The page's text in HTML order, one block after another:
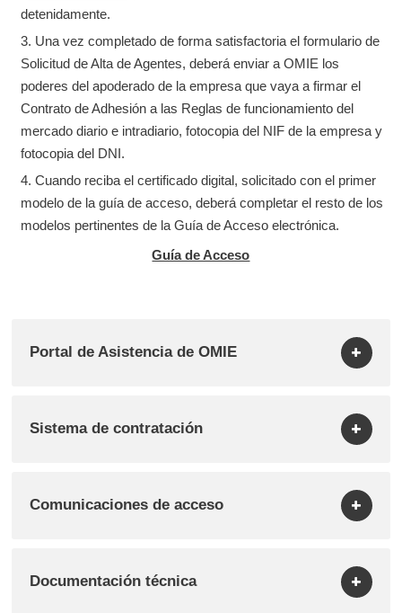
detenidamente.
Una vez completado de forma satisfactoria el formulario de
Solicitud de Alta de Agentes, deberá enviar a OMIE los
poderes del apoderado de la empresa que vaya a firmar el
Contrato de Adhesión a las Reglas de funcionamiento del
mercado diario e intradiario, fotocopia del NIF de la empresa y
fotocopia del DNI.
Cuando reciba el certificado digital, solicitado con el primer
modelo de la guía de acceso, deberá completar el resto de los
modelos pertinentes de la Guía de Acceso electrónica.
Guía de Acceso
Portal de Asistencia de OMIE
Sistema de contratación
Comunicaciones de acceso
Documentación técnica